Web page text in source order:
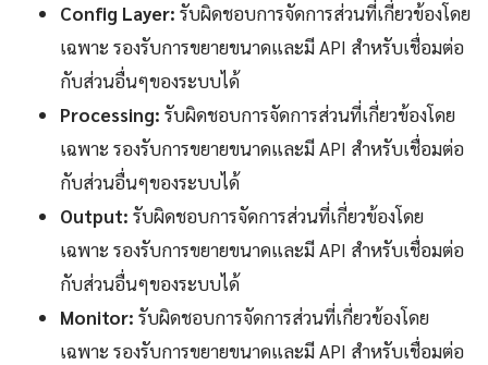
Config Layer: รับผิดชอบการจัดการส่วนที่เกี่ยวข้องโดย
เฉพาะ รองรับการขยายขนาดและมี API สำหรับเชื่อมต่อ
กับส่วนอื่นๆของระบบได้
Processing: รับผิดชอบการจัดการส่วนที่เกี่ยวข้องโดย
เฉพาะ รองรับการขยายขนาดและมี API สำหรับเชื่อมต่อ
กับส่วนอื่นๆของระบบได้
Output: รับผิดชอบการจัดการส่วนที่เกี่ยวข้องโดย
เฉพาะ รองรับการขยายขนาดและมี API สำหรับเชื่อมต่อ
กับส่วนอื่นๆของระบบได้
Monitor: รับผิดชอบการจัดการส่วนที่เกี่ยวข้องโดย
เฉพาะ รองรับการขยายขนาดและมี API สำหรับเชื่อมต่อ